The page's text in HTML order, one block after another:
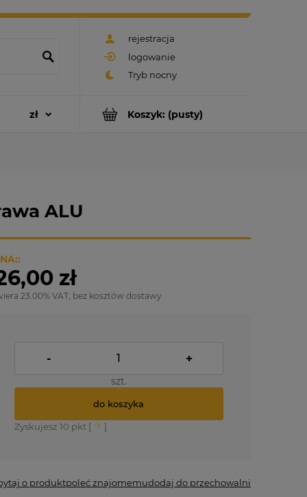
rejestracja
logowanie
Koszyk: (pusty)
ALU
zł
23.00% VAT, bez kosztów dostawy
- +
szt.
do koszyka
Zyskujesz 10 pkt [ ? ]
o produktpoleć znajomemudodaj do przechowalni